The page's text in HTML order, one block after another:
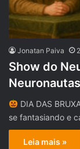
Jonatan Paiva
Show do
Neuronautas
DIA DAS
se fantasiando e
Leia mais »